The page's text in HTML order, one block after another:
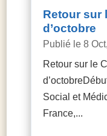
Retour sur
d’octobre
8
Retour sur le
Social et
France,...